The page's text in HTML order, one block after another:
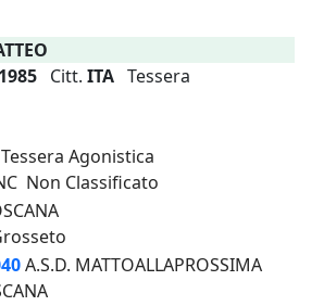
1985 Citt. ITA Tessera
Agonistica
Non Classificato
A.S.D. MATTOALLAPROSSIMA